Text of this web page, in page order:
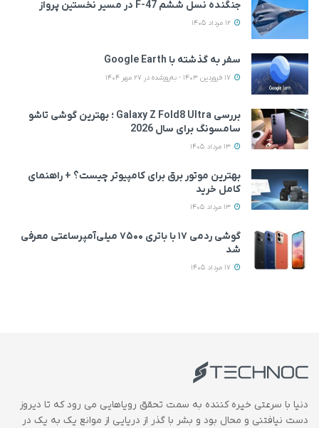
جنگنده نسل ششم F-47 در مسیر نخستین پرواز
سفر به گذشته با Google Earth
بررسی Galaxy Z Fold8 Ultra ؛ بهترین گوشی تاشو
سامسونگ برای سال 2026
بهترین موتور برق برای کامپیوتر چیست؟ + راهنمای
کامل خرید
گوشی ردمی ۱۷ با باتری ۷۵۰۰ میلی‌آمپرساعتی معرفی
شد
دنیا با سرعتی خیره کننده به سمت تحقق رویاهایی می رود که تا دیروز
دست نیافتنی و محال بود و بشر با گذر از دریایی از موانع یک به یک در